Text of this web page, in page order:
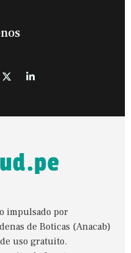
impulsado por
de Boticas (Anacab)
uso gratuito.